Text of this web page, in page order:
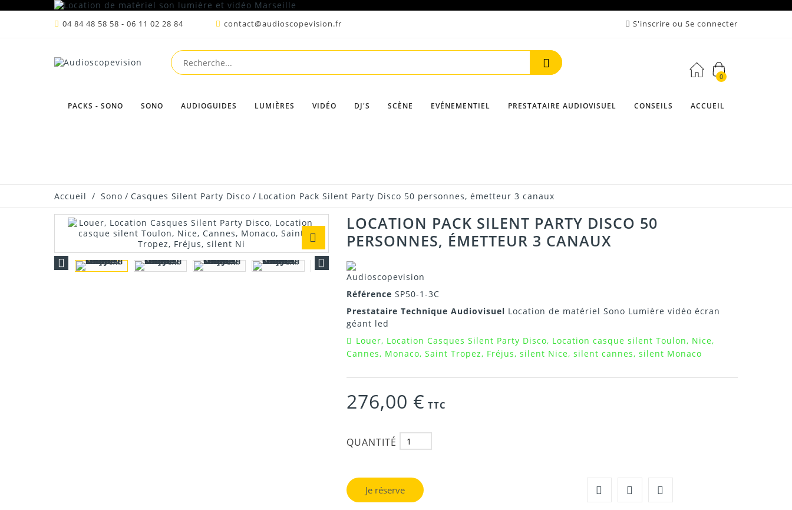
S'inscrire ou Se connecter
04 84 48 58 58 - 06 11 02 28 84 contact@audioscopevision.fr
0
PACKS - SONO SONO AUDIOGUIDES LUMIÈRES VIDÉO DJ'S SCÈNE EVÉNEMENTIEL PRESTATAIRE AUDIOVISUEL CONSEILS ACCUEIL
Accueil / Sono / Casques Silent Party Disco / Location Pack Silent Party Disco 50 personnes, émetteur 3 canaux
LOCATION PACK SILENT PARTY DISCO 50
PERSONNES, ÉMETTEUR 3 CANAUX
Référence SP50-1-3C
Prestataire Technique Audiovisuel Location de matériel Sono Lumière vidéo écran
géant led
Louer, Location Casques Silent Party Disco, Location casque silent Toulon, Nice,
Cannes, Monaco, Saint Tropez, Fréjus, silent Nice, silent cannes, silent Monaco
276,00 € TTC
QUANTITÉ
Je réserve